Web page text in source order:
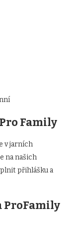
Family
v jarních
na našich
přihlášku a
ProFamily